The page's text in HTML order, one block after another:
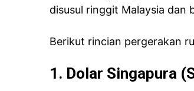
disusul ringgit Malaysia dan
Berikut rincian pergerakan
1. Dolar Singapura